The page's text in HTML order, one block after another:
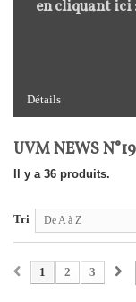
en cliquant ici
Détails
UVM NEWS N°19
Il y a 36 produits.
Tri De A à Z
1 2 3